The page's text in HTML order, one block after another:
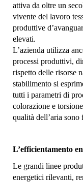
attiva da oltre un
vivente del lavoro
produttive
elevati.
L’azienda utilizza
processi produttivi,
rispetto delle risorse
stabilimento si
tutti i parametri di
colorazione e
qualità dell’aria
L’efficientamento
Le grandi linee
energetici rilevanti,